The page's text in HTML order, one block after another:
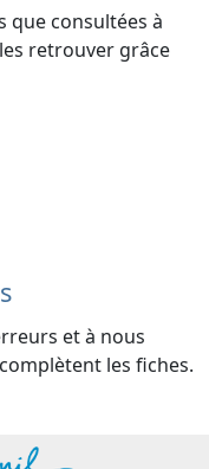
que consultées à
retrouver grâce
et à nous
les fiches.